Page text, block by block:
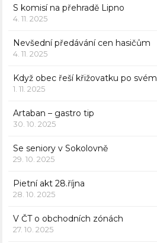
S komisí na přehradě Lipno
4. 11. 2025
Nevšední předávání cen hasičům
4. 11. 2025
Když obec řeší křižovatku po svém
1. 11. 2025
Artaban – gastro tip
30. 10. 2025
Se seniory v Sokolovně
29. 10. 2025
Pietní akt 28.října
28. 10. 2025
V ČT o obchodních zónách
27. 10. 2025